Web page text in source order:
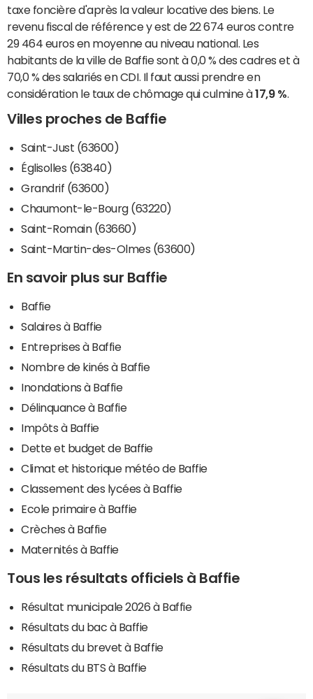
taxe foncière d'après la valeur locative des biens. Le
revenu fiscal de référence y est de 22 674 euros contre
29 464 euros en moyenne au niveau national. Les
habitants de la ville de Baffie sont à 0,0 % des cadres et à
70,0 % des salariés en CDI. Il faut aussi prendre en
considération le taux de chômage qui culmine à17,9 %
Villes proches de Baffie
Saint-Just (63600)
Églisolles (63840)
Grandrif (63600)
Chaumont-le-Bourg (63220)
Saint-Romain (63660)
Saint-Martin-des-Olmes (63600)
En savoir plus sur Baffie
Baffie
Salaires à Baffie
Entreprises à Baffie
Nombre de kinés à Baffie
Inondations à Baffie
Délinquance à Baffie
Impôts à Baffie
Dette et budget de Baffie
Climat et historique météo de Baffie
Classement des lycées à Baffie
Ecole primaire à Baffie
Crèches à Baffie
Maternités à Baffie
Tous les résultats officiels à Baffie
Résultat municipale 2026 à Baffie
Résultats du bac à Baffie
Résultats du brevet à Baffie
Résultats du BTS à Baffie